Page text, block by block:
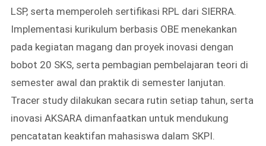
LSP, serta memperoleh sertifikasi RPL dari SIERRA.
Implementasi kurikulum berbasis OBE menekankan
pada kegiatan magang dan proyek inovasi dengan
bobot 20 SKS, serta pembagian pembelajaran teori di
semester awal dan praktik di semester lanjutan.
Tracer study dilakukan secara rutin setiap tahun, serta
inovasi AKSARA dimanfaatkan untuk mendukung
pencatatan keaktifan mahasiswa dalam SKPI.